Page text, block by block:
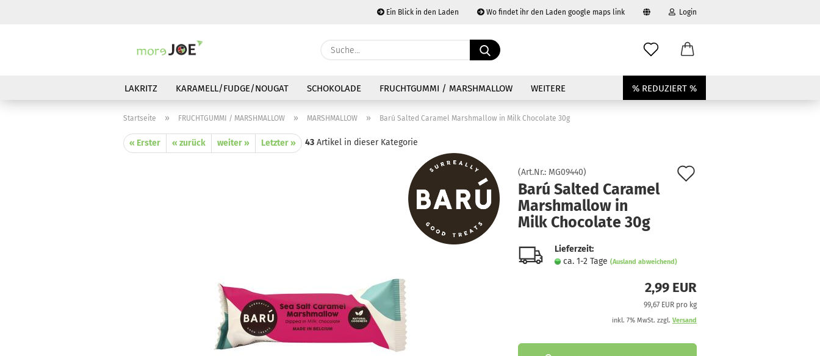
Ein Blick in den Laden Wo findet ihr den Laden google maps link
Währung auswählen
Login
Passwort
Konto erstellen
Passwort vergessen?
Suche...
LAKRITZ KARAMELL/FUDGE/NOUGAT SCHOKOLADE FRUCHTGUMMI / MARSHMALLOW % REDUZIERT %
WEITERE
Startseite » FRUCHTGUMMI / MARSHMALLOW » MARSHMALLOW » Barú Salted Caramel Marshmallow in Milk Chocolate 30g
« Erster « zurück weiter » Letzter » 43 Artikel in dieser Kategorie
(Art.Nr.: MG09440)
Barú Salted Caramel
Marshmallow in
Milk Chocolate 30g
Lieferzeit:
ca. 1-2 Tage (Ausland abweichend)
2,99 EUR
99,67 EUR pro kg
inkl. 7% MwSt. zzgl. Versand